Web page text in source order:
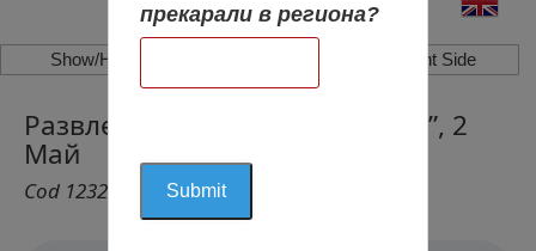
Show/Hide Left Side Show/Hide Right Side
Развлекателен Център „2 Май”, 2
Май
Cod 1232
прекарали в региона?